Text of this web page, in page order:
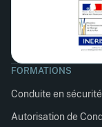
FORMATIONS
Conduite en
Autorisation de